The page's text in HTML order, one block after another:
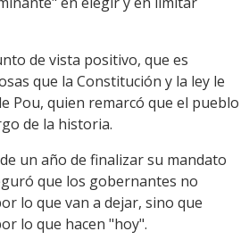
de vista positivo, que es
que la Constitución y la ley le
Pou, quien remarcó que el pueblo
de la historia.
un año de finalizar su mandato
que los gobernantes no
lo que van a dejar, sino que
lo que hacen "hoy".